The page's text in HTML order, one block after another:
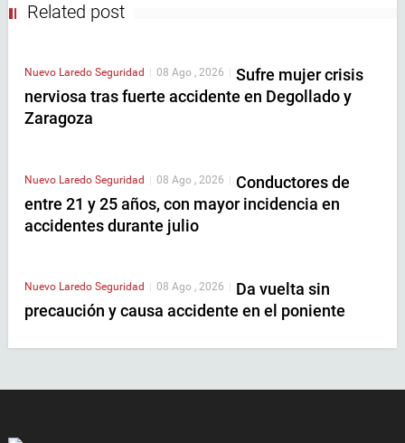
Related post
Nuevo Laredo Seguridad 08 Ago , 2026
Sufre mujer crisis
nerviosa tras fuerte accidente en Degollado y
Zaragoza
Nuevo Laredo Seguridad | 08 Ago , 2026 | Conductores de
entre 21 y 25 años, con mayor incidencia en
accidentes durante julio
Nuevo Laredo Seguridad 08 Ago , 2026
Da vuelta sin
precaución y causa accidente en el poniente